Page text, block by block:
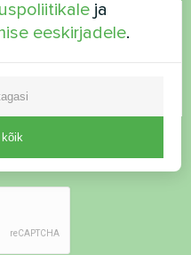
ja
eeskirjadele.
kõik